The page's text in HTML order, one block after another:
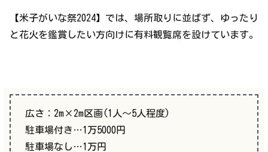
【米子がいな祭2024】では、場所取りに並ばず、ゆったり
と花火を鑑賞したい方向けに有料観覧席を設けています。
広さ：2m×2m区画(1人～5人程度)
駐車場付き…1万5000円
駐車場なし…1万円